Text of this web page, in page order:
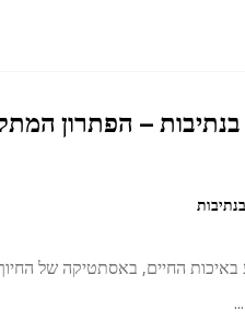
– הפתרון
באיכות החיים, באסתטיקה של